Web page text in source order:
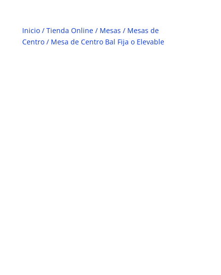
Inicio/ Tienda Online/ Mesas / Mesas de
Centro/ Mesa de Centro Bal Fija o Elevable